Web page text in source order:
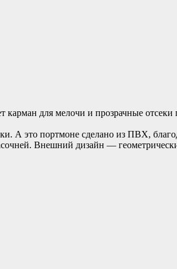
для мелочи и прозрачные
А это портмоне сделано из ПВХ,
Внешний дизайн —